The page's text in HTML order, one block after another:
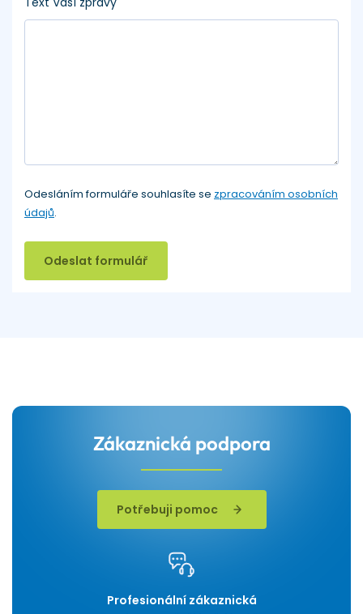
Odesláním formuláře souhlasíte se zpracováním osobních
údajů.
Odeslat formulář
Zákaznická podpora
Potřebuji pomoc
Profesionální zákaznická